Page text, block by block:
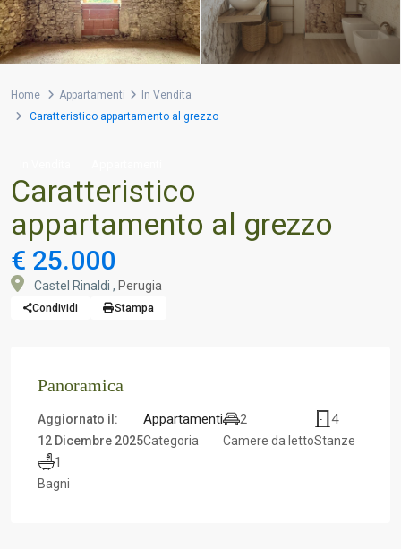
Home Appartamenti
In Vendita
Caratteristico appartamento al grezzo
Caratteristico
appartamento al grezzo
€ 25.000
Castel Rinaldi , Perugia
Condividi Stampa
Panoramica
Aggiornato il:
12 Dicembre 2025
Appartamenti
Categoria
2
Camere da letto
4
Stanze
1
Bagni